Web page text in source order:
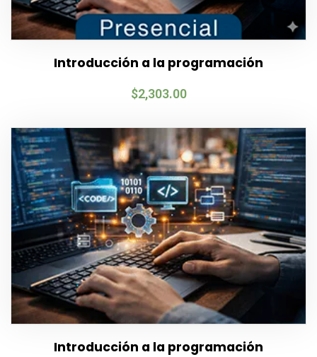
Introducción a la programación
$2,303.00
Introducción a la programación